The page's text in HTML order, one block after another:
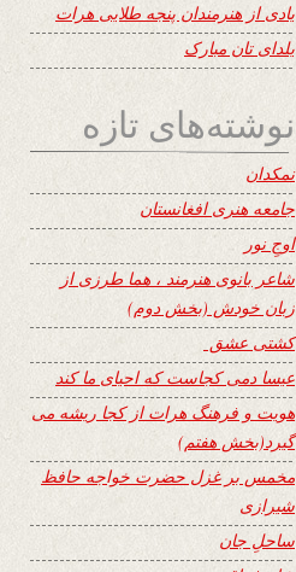
یادی از هنرمندان پنجه طلایی هرات
یلدای تان مبارک
نوشته‌های تازه
نمکدان
جامعه هنری افغانستان
اوجِ نور
شاعر بانوی هنرمند ، هما طرزی از
زبان خودش (بخش دوم)
کشتی عشق
عیسا دمی کجاست که احیای ما کند
هویت و فرهنگ هرات از کجا ریشه می
گیرد(بخش هفتم)
مخمس بر غزل حضرت خواجه حافظ
شیرازی
ساحلِ جان